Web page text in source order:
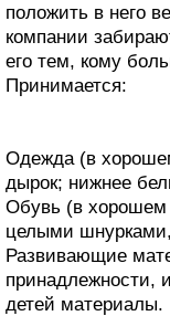
положить в него
компании
его тем, кому
Принимается:
Одежда (в
дырок; нижнее
Обувь (в хорошем
целыми
Развивающие
принадлежности,
детей материалы.